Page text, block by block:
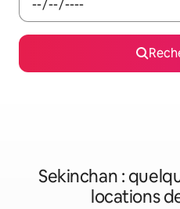
Sekinchan :
locations